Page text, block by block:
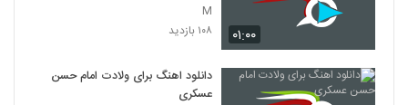
۰۱:۰۰
M
۱۰۸ بازدید
دانلود اهنگ برای ولادت امام حسن
عسکری